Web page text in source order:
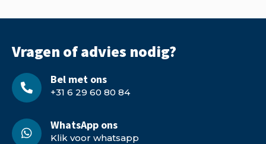
Vragen of advies nodig?
Bel met ons
+31 6 29 60 80 84
WhatsApp ons
Klik voor whatsapp